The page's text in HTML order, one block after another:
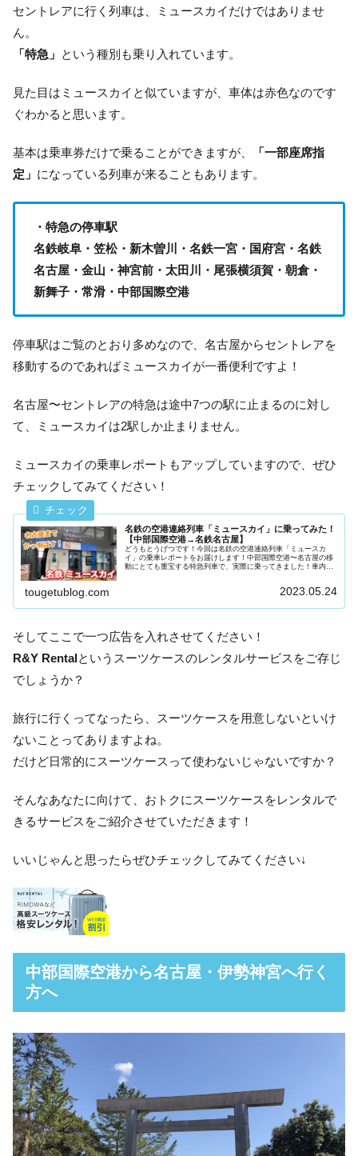
セントレアに行く列車は、ミュースカイだけではありませ
ん。
「特急」 という種別も乗り入れています。
見た目はミュースカイと似ていますが、車体は赤色なのです
ぐわかると思います。
基本は乗車券だけで乗ることができますが、
「一部座席指
定」 になっている列車が来ることもあります。
・特急の停車駅
名鉄岐阜・笠松・新木曽川・名鉄一宮・国府宮・名鉄
名古屋・金山・神宮前・太田川・尾張横須賀・朝倉・
新舞子・常滑・中部国際空港
停車駅はご覧のとおり多めなので、名古屋からセントレアを
移動するのであればミュースカイが一番便利ですよ！
名古屋〜セントレアの特急は途中7つの駅に止まるのに対し
て、ミュースカイは2駅しか止まりません。
ミュースカイの乗車レポートもアップしていますので、ぜひ
チェックしてみてください！
名鉄の空港連絡列車「ミュースカイ」に乗ってみた！
【中部国際空港→名鉄名古屋】
どうもとうげつです！今回は名鉄の空港連絡列車「ミュースカ
イ」の乗車レポートをお届けします！中部国際空港〜名古屋の移
動にとても重宝する特急列車で、実際に乗ってきました！車内の
tougetublog.com 2023.05.24
そしてここで一つ広告を入れさせてください！
R&Y Rentalというスーツケースのレンタルサービスをご存じ
でしょうか？
旅行に行くってなったら、スーツケースを用意しないといけ
ないことってありますよね。
だけど日常的にスーツケースって使わないじゃないですか？
そんなあなたに向けて、おトクにスーツケースをレンタルで
きるサービスをご紹介させていただきます！
いいじゃんと思ったらぜひチェックしてみてください↓
中部国際空港から名古屋・伊勢神宮へ行く
方へ